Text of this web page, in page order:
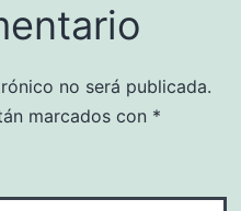
no será publicada.
marcados con *